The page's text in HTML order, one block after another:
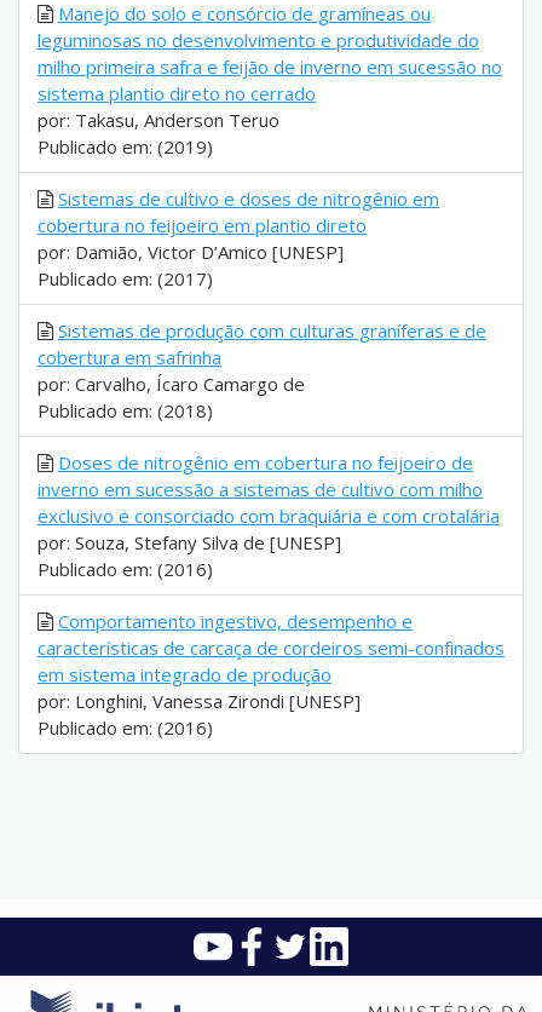
Manejo do solo e consórcio de gramíneas ou
leguminosas no desenvolvimento e produtividade do
milho primeira safra e feijão de inverno em sucessão no
sistema plantio direto no cerrado
por: Takasu, Anderson Teruo
Publicado em: (2019)
Sistemas de cultivo e doses de nitrogênio em
cobertura no feijoeiro em plantio direto
por: Damião, Victor D’Amico [UNESP]
Publicado em: (2017)
Sistemas de produção com culturas graníferas e de
cobertura em safrinha
por: Carvalho, Ícaro Camargo de
Publicado em: (2018)
Doses de nitrogênio em cobertura no feijoeiro de
inverno em sucessão a sistemas de cultivo com milho
exclusivo e consorciado com braquiária e com crotalária
por: Souza, Stefany Silva de [UNESP]
Publicado em: (2016)
Comportamento ingestivo, desempenho e
características de carcaça de cordeiros semi-confinados
em sistema integrado de produção
por: Longhini, Vanessa Zirondi [UNESP]
Publicado em: (2016)